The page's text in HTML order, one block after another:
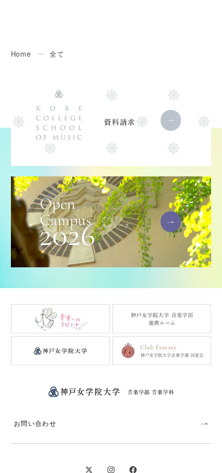
Home ー 全て
お問い合わせ